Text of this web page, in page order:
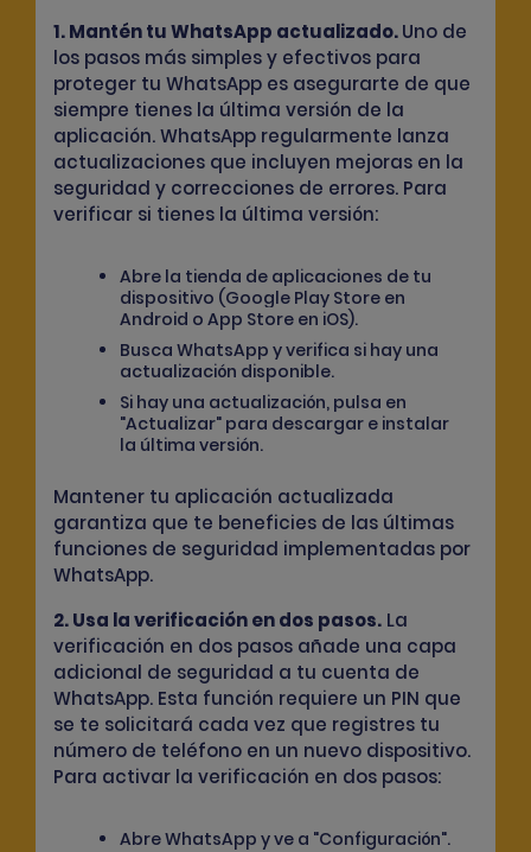
1. Mantén tu WhatsApp actualizado.Uno de
los pasos más simples y efectivos para
proteger tu WhatsApp es asegurarte de que
siempre tienes la última versión de la
aplicación. WhatsApp regularmente lanza
actualizaciones que incluyen mejoras en la
seguridad y correcciones de errores. Para
verificar si tienes la última versión:
Abre la tienda de aplicaciones de tu
dispositivo (Google Play Store en
Android o App Store en iOS).
Busca WhatsApp y verifica si hay una
actualización disponible.
Si hay una actualización, pulsa en
"Actualizar" para descargar e instalar
la última versión.
Mantener tu aplicación actualizada
garantiza que te beneficies de las últimas
funciones de seguridad implementadas por
WhatsApp.
2. Usa la verificación en dos pasos. La
verificación en dos pasos añade una capa
adicional de seguridad a tu cuenta de
WhatsApp. Esta función requiere un PIN que
se te solicitará cada vez que registres tu
número de teléfono en un nuevo dispositivo.
Para activar la verificación en dos pasos:
Abre WhatsApp y ve a "Configuración".